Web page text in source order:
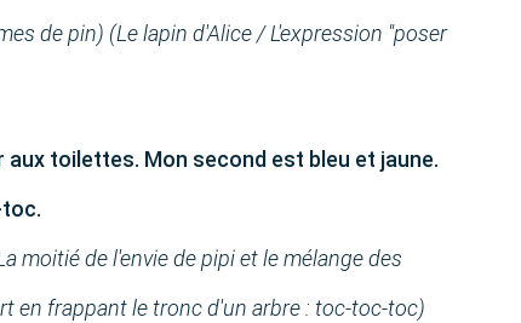
de pin) (Le lapin d'Alice / L'expression "poser
toilettes. Mon second est bleu et jaune.
moitié de l'envie de pipi et le mélange des
en frappant le tronc d'un arbre : toc-toc-toc)